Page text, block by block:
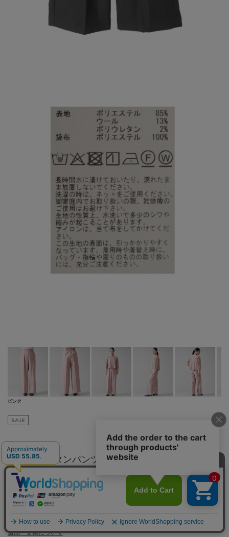
ピンク
SALE
TIARA
ウエストボタンパンツ
¥22,000 60 % OFF ¥8,800 税込
80ポイント還元
※付与されるポイントは会員クラス毎に異なります。 詳細はこちら
8,000円（税込）以上のお買い上げで送料無料
返品・交換について